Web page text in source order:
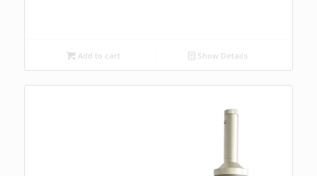
Add to cart Show Details